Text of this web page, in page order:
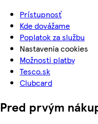
Prístupnosť
Kde dovážame
Poplatok za službu
Nastavenia cookies
Možnosti platby
Tesco.sk
Clubcard
Pred prvým